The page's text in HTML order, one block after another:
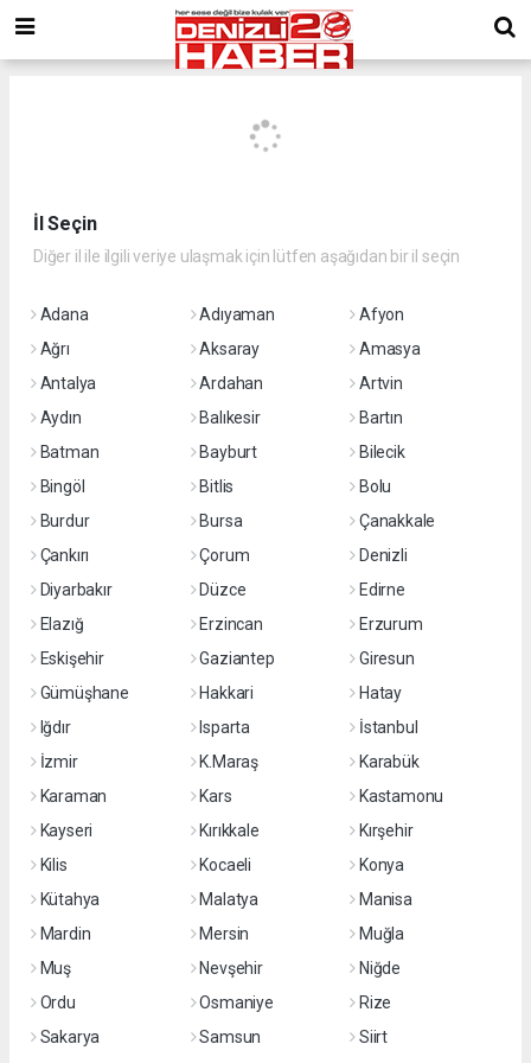
İl Seçin
Diğer il ile ilgili veriye ulaşmak için lütfen aşağıdan bir il seçin
Adana Adıyaman
Afyon
Ağrı
Aksaray
Amasya
Antalya
Ardahan
Artvin
Aydın
Balıkesir
Bartın
Batman
Bayburt
Bilecik
Bingöl
Bitlis
Bolu
Burdur
Bursa
Çanakkale
Çankırı
Çorum
Denizli
Diyarbakır
Düzce
Edirne
Elazığ
Erzincan
Erzurum
Eskişehir
Gaziantep
Giresun
Gümüşhane
Hakkari
Hatay
Iğdır
Isparta
İstanbul
İzmir
K.Maraş
Karabük
Karaman
Kars
Kastamonu
Kayseri
Kırıkkale
Kırşehir
Kilis
Kocaeli
Konya
Kütahya
Malatya
Manisa
Mardin
Mersin
Muğla
Muş
Nevşehir
Niğde
Ordu
Osmaniye
Rize
Sakarya
Samsun
Siirt